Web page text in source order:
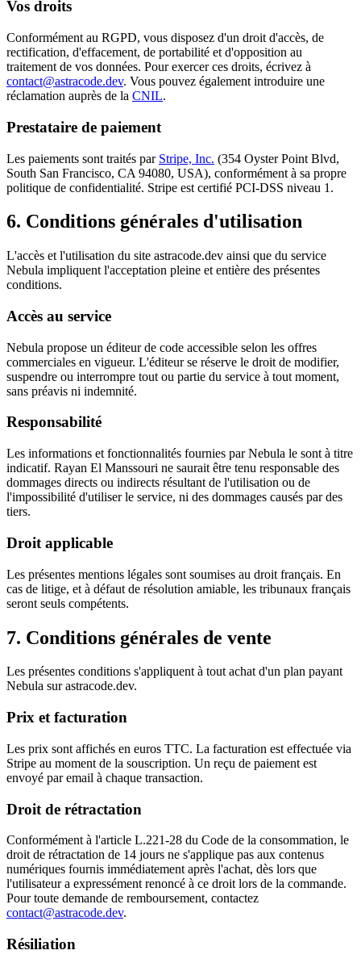
Vos droits
Conformément au RGPD, vous disposez d'un droit d'accès, de
rectification, d'effacement, de portabilité et d'opposition au
traitement de vos données. Pour exercer ces droits, écrivez à
contact@astracode.dev. Vous pouvez également introduire une
réclamation auprès de la CNIL.
Prestataire de paiement
Les paiements sont traités par Stripe, Inc. (354 Oyster Point Blvd,
South San Francisco, CA 94080, USA), conformément à sa propre
politique de confidentialité. Stripe est certifié PCI-DSS niveau 1.
6. Conditions générales d'utilisation
L'accès et l'utilisation du site astracode.dev ainsi que du service
Nebula impliquent l'acceptation pleine et entière des présentes
conditions.
Accès au service
Nebula propose un éditeur de code accessible selon les offres
commerciales en vigueur. L'éditeur se réserve le droit de modifier,
suspendre ou interrompre tout ou partie du service à tout moment,
sans préavis ni indemnité.
Responsabilité
Les informations et fonctionnalités fournies par Nebula le sont à titre
indicatif. Rayan El Manssouri ne saurait être tenu responsable des
dommages directs ou indirects résultant de l'utilisation ou de
l'impossibilité d'utiliser le service, ni des dommages causés par des
tiers.
Droit applicable
Les présentes mentions légales sont soumises au droit français. En
cas de litige, et à défaut de résolution amiable, les tribunaux français
seront seuls compétents.
7. Conditions générales de vente
Les présentes conditions s'appliquent à tout achat d'un plan payant
Nebula sur astracode.dev.
Prix et facturation
Les prix sont affichés en euros TTC. La facturation est effectuée via
Stripe au moment de la souscription. Un reçu de paiement est
envoyé par email à chaque transaction.
Droit de rétractation
Conformément à l'article L.221-28 du Code de la consommation, le
droit de rétractation de 14 jours ne s'applique pas aux contenus
numériques fournis immédiatement après l'achat, dès lors que
l'utilisateur a expressément renoncé à ce droit lors de la commande.
Pour toute demande de remboursement, contactez
contact@astracode.dev.
Résiliation